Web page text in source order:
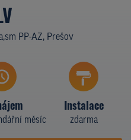
nosiče na mapě
NOSIČŮ
V AKCIPP-AZ, Prešov
měsíc
Instalace
zdarma